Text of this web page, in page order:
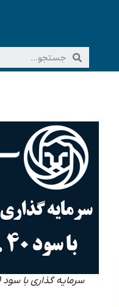
سرمایه گذاری با سود 40% تضمین شده